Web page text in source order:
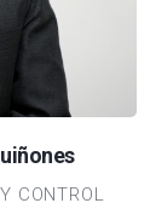
CONTROL